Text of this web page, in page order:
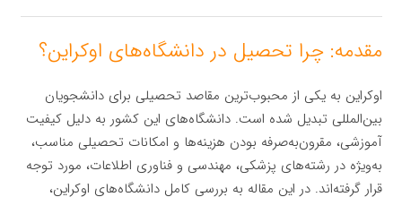
مقدمه: چرا تحصیل در دانشگاه‌های اوکراین؟
اوکراین به یکی از محبوب‌ترین مقاصد تحصیلی برای دانشجویان
بین‌المللی تبدیل شده است. دانشگاه‌های این کشور به دلیل کیفیت
آموزشی، مقرون‌به‌صرفه بودن هزینه‌ها و امکانات تحصیلی مناسب،
به‌ویژه در رشته‌های پزشکی، مهندسی و فناوری اطلاعات، مورد توجه
قرار گرفته‌اند. در این مقاله به بررسی کامل دانشگاه‌های اوکراین،